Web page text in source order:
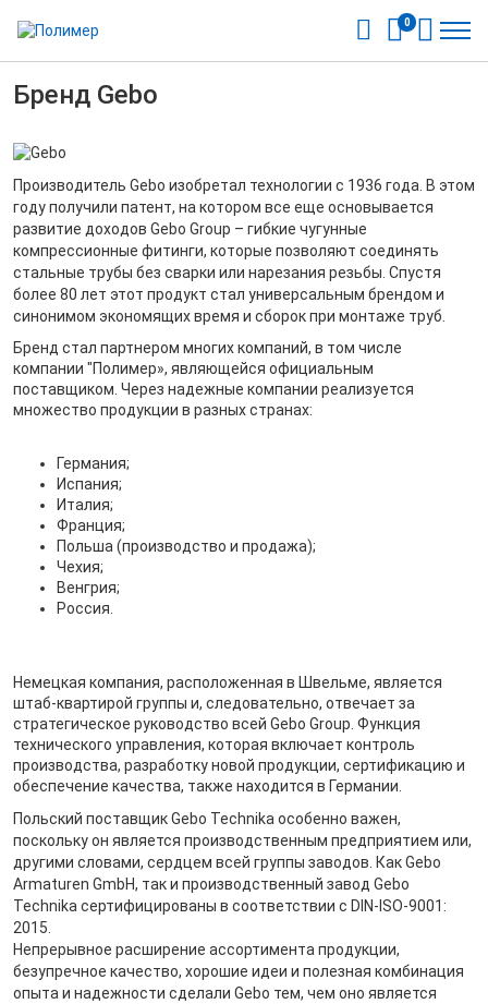
0
Бренд Gebo
Производитель Gebo изобретал технологии с 1936 года. В этом
году получили патент, на котором все еще основывается
развитие доходов Gebo Group – гибкие чугунные
компрессионные фитинги, которые позволяют соединять
стальные трубы без сварки или нарезания резьбы. Спустя
более 80 лет этот продукт стал универсальным брендом и
синонимом экономящих время и сборок при монтаже труб.
Бренд стал партнером многих компаний, в том числе
компании "Полимер», являющейся официальным
поставщиком. Через надежные компании реализуется
множество продукции в разных странах:
Германия;
Испания;
Италия;
Франция;
Польша (производство и продажа);
Чехия;
Венгрия;
Россия.
Немецкая компания, расположенная в Швельме, является
штаб-квартирой группы и, следовательно, отвечает за
стратегическое руководство всей Gebo Group. Функция
технического управления, которая включает контроль
производства, разработку новой продукции, сертификацию и
обеспечение качества, также находится в Германии.
Польский поставщик Gebo Technika особенно важен,
поскольку он является производственным предприятием или,
другими словами, сердцем всей группы заводов. Как Gebo
Armaturen GmbH, так и производственный завод Gebo
Technika сертифицированы в соответствии с DIN-ISO-9001:
2015.
Непрерывное расширение ассортимента продукции,
безупречное качество, хорошие идеи и полезная комбинация
опыта и надежности сделали Gebo тем, чем оно является